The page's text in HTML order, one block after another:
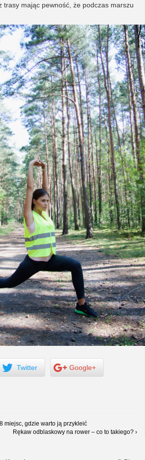
trasy mając pewność, że podczas marszu
Twitter Google+
miejsc, gdzie warto ją przykleić
Rękaw odblaskowy na rower – co to takiego? ›